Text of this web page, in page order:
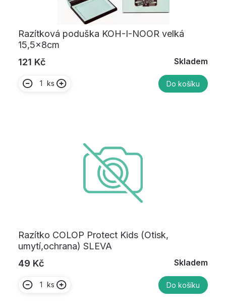
Razítková poduška KOH-I-NOOR velká
15,5x8cm
121 Kč
Skladem
ks Do košíku
Razítko COLOP Protect Kids (Otisk,
umytí,ochrana) SLEVA
49 Kč
Skladem
ks Do košíku